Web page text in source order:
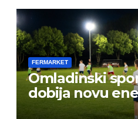
FERMARKET
Omladinski
dobija novu